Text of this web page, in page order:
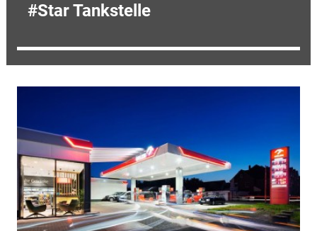
Star Tankstelle